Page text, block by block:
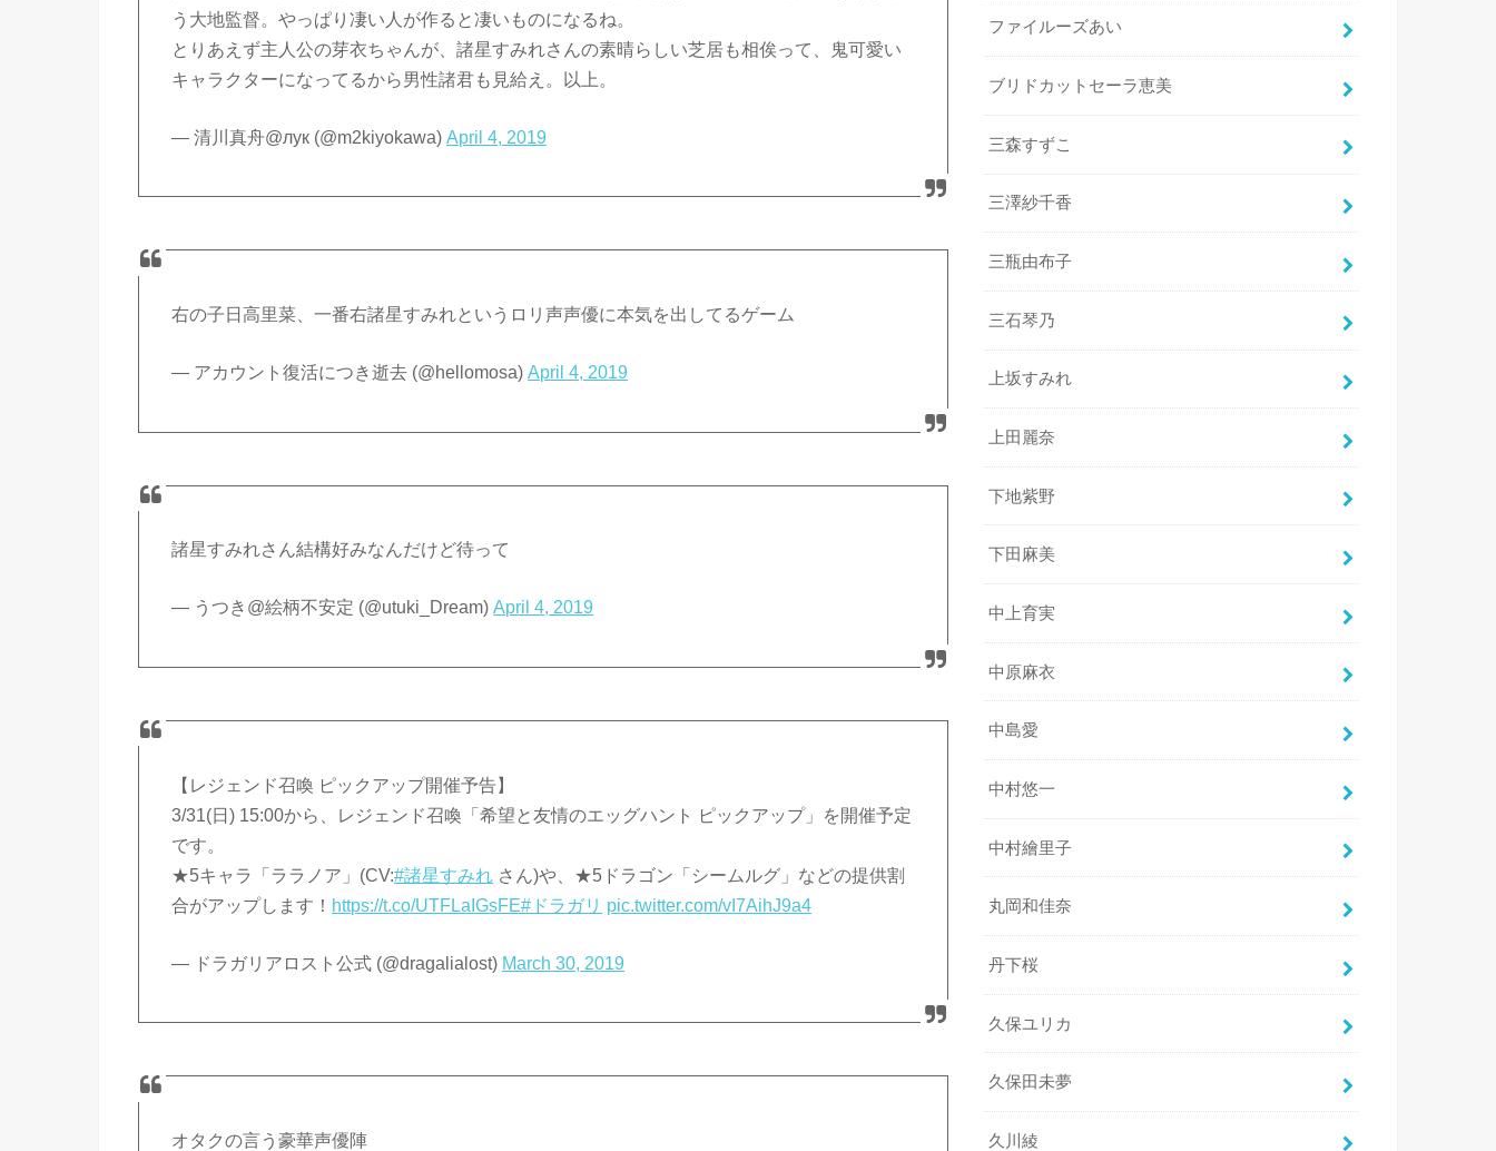
う大地監督。やっぱり凄い人が作ると凄いものになるね。
とりあえず主人公の芽衣ちゃんが、諸星すみれさんの素晴らしい芝居も相俟って、鬼可愛い
キャラクターになってるから男性諸君も見給え。以上。
— 清川真舟@лук (@m2kiyokawa)April 4, 2019
右の子日高里菜、一番右諸星すみれというロリ声声優に本気を出してるゲーム
— アカウント復活につき逝去 (@hellomosa)April 4, 2019
諸星すみれさん結構好みなんだけど待って
— うつき@絵柄不安定 (@utuki_Dream)April 4, 2019
【レジェンド召喚 ピックアップ開催予告】
3/31(日) 15:00から、レジェンド召喚「希望と友情のエッグハント ピックアップ」を開催予定
です。
★5キャラ「ララノア」(CV:#諸星すみれ さん)や、★5ドラゴン「シームルグ」などの提供割
合がアップします！ https://t.co/UTFLaIGsFE#ドラガリ pic.twitter.com/vI7AihJ9a4
— ドラガリアロスト公式 (@dragalialost) March 30, 2019
オタクの言う豪華声優陣
ファイルーズあい
ブリドカットセーラ恵美
三森すずこ
三澤紗千香
三瓶由布子
三石琴乃
上坂すみれ
上田麗奈
下地紫野
下田麻美
中上育実
中原麻衣
中島愛
中村悠一
中村繪里子
丸岡和佳奈
丹下桜
久保ユリカ
久保田未夢
久川綾